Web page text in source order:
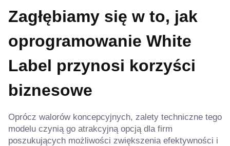
Zagłębiamy się w to, jak
oprogramowanie White
Label przynosi korzyści
biznesowe
Oprócz walorów koncepcyjnych, zalety techniczne tego
modelu czynią go atrakcyjną opcją dla firm
poszukujących możliwości zwiększenia efektywności i